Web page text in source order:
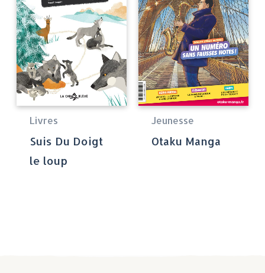
Livres
Suis Du Doigt
le loup
Jeunesse
Otaku Manga